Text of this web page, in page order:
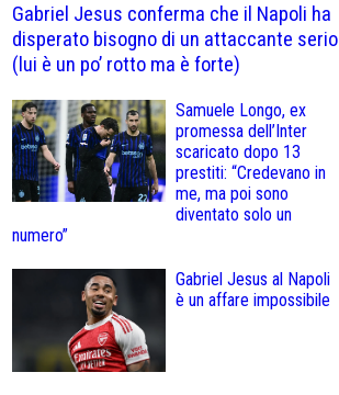
Gabriel Jesus conferma che il Napoli ha
disperato bisogno di un attaccante serio
(lui è un po’ rotto ma è forte)
Samuele Longo, ex
promessa dell’Inter
scaricato dopo 13
prestiti: “Credevano in
me, ma poi sono
diventato solo un
numero”
Gabriel Jesus al Napoli
è un affare impossibile